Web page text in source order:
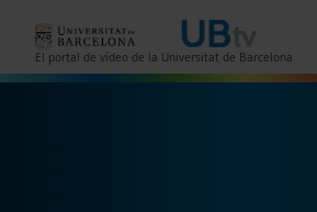
El portal de vídeo de la Universitat de Barcelona